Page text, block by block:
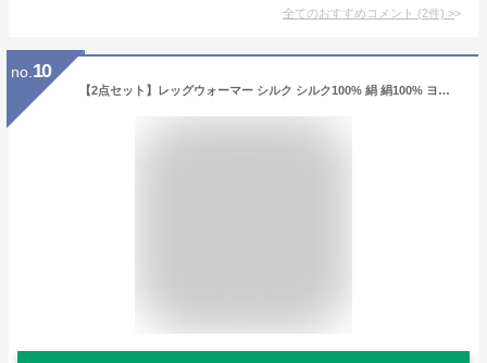
全てのおすすめコメント (2件) >
no. 10
【2点セット】レッグウォーマー シルク シルク100% 絹 絹100% ヨガソックス レディース アームカバー 夏用 春夏 睡眠 厚手 靴下 温める 日本製 ゆったり 冷え サポーター あったかい モコモコ ヨガ 妊婦 寝る用 冷え性 温活 おしゃれ